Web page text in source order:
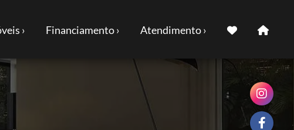
› Financiamento › Atendimento ›